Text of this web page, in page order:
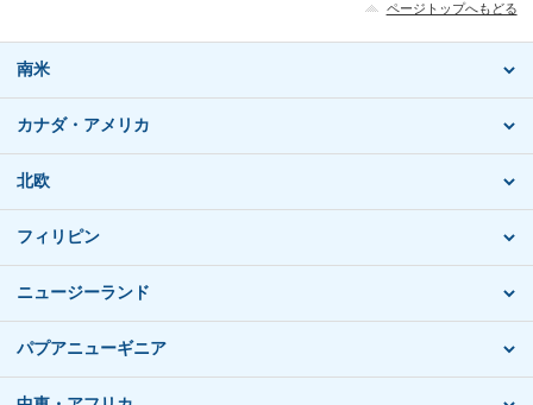
ページトップへもどる
南米
カナダ・アメリカ
北欧
フィリピン
ニュージーランド
パプアニューギニア